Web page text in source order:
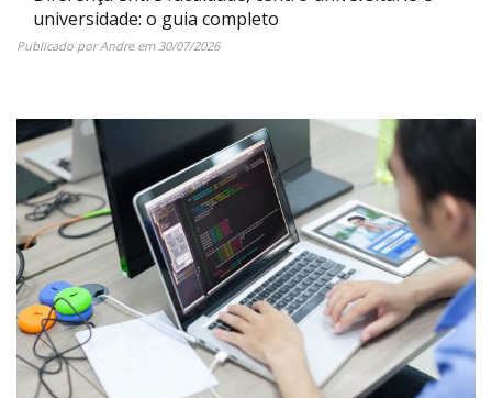
universidade: o guia completo
Publicado porAndreem 30/07/2026